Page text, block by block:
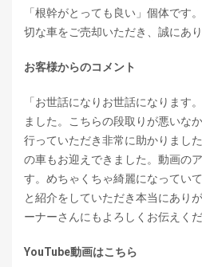
「根幹がとっても良い」個体です
切な車をご売却いただき、誠にあ
お客様からのコメント
「お世話になりお世話になります
ました。こちらの段取りが悪いな
行っていただき非常に助かりまし
の車もお迎えできました。動画の
す。めちゃくちゃ綺麗になってい
と紹介をしていただき本当にあり
ーナーさんにもよろしくお伝えくだ
YouTube動画はこちら